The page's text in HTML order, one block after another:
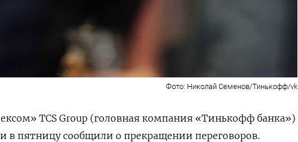
Фото: Николай Семенов/Тинькофф/vk
TCS Group (головная компания «Тинькофф банка»)
в пятницу сообщили о прекращении переговоров.